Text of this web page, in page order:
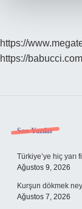
https://
https://
Sidebar
Son Yazılar
Türkiye’ye hiç yarı
Ağustos 9, 2026
Kurşun dökmek
Ağustos 7, 2026